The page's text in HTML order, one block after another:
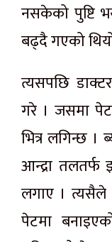
नसकेको पुष्टि
बढ्दै गएको
त्यसपछि
गरे । जसमा
भित्र लगिन्छ ।
आन्द्रा तलतर्फ
लगाए । त्यसैले
पेटमा